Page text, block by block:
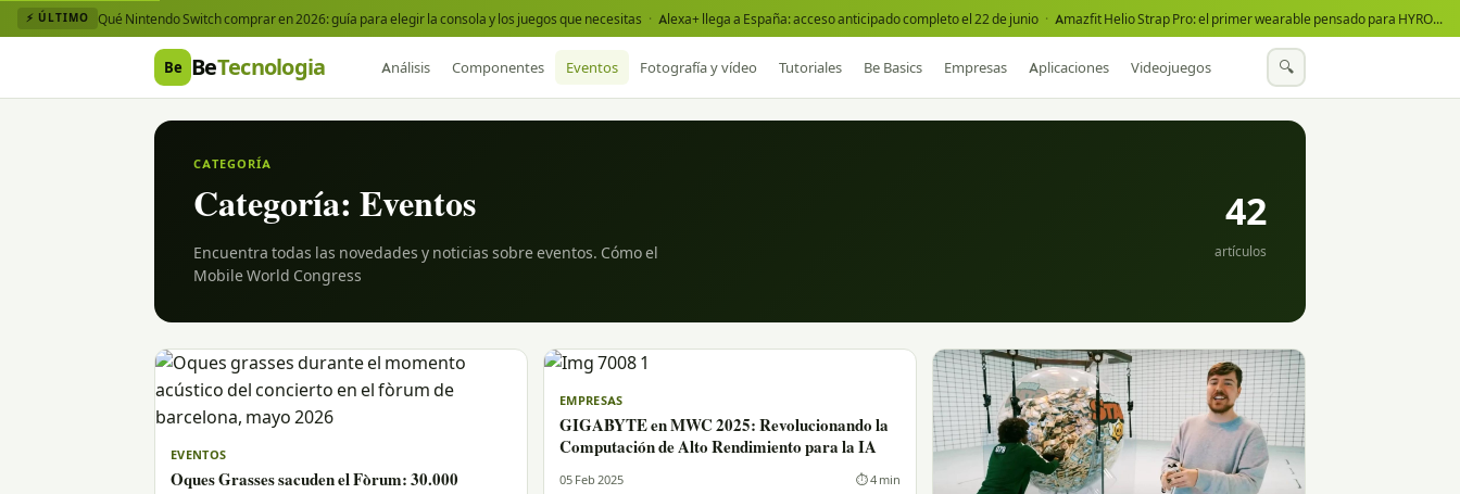
⚡ ÚLTIMO Qué Nintendo Switch comprar en 2026: guía para elegir la consola y los juegos que necesitas · Alexa+ llega a España: acceso anticipado completo el 22 de junio · Amazfit Helio Strap Pro: el primer wearable pensado para HYROX
Be BeTecnologia Análisis Componentes Eventos Fotografía y vídeo Tutoriales Be Basics Empresas Aplicaciones Videojuegos 🔍
CATEGORÍA
Categoría: Eventos
Encuentra todas las novedades y noticias sobre eventos. Cómo el
Mobile World Congress
42
artículos
EVENTOS
Oques Grasses sacuden el Fòrum: 30.000
EMPRESAS
GIGABYTE en MWC 2025: Revolucionando la
Computación de Alto Rendimiento para la IA
05 Feb 2025 ⏱ 4 min